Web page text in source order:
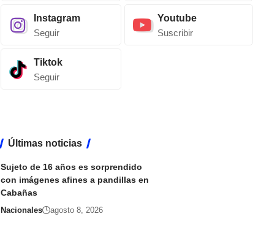
Instagram
Seguir
Youtube
Suscribir
Tiktok
Seguir
Últimas noticias
Sujeto de 16 años es sorprendido
con imágenes afines a pandillas en
Cabañas
Nacionales agosto 8, 2026